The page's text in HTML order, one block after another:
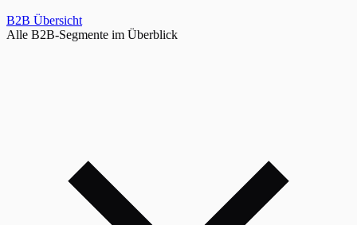
B2B Übersicht
Alle B2B-Segmente im Überblick